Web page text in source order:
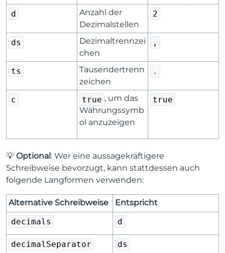
d
Anzahl der
Dezimalstellen
2
ds
Dezimaltrennzei
chen
,
ts
Tausendertrenn
zeichen
.
c true , um das
Währungssymb
ol anzuzeigen
true
💡 Optional : Wer eine aussagekräftigere
Schreibweise bevorzugt, kann stattdessen auch
folgende Langformen verwenden:
Alternative Schreibweise
Entspricht
decimals
d
decimalSeparator ds